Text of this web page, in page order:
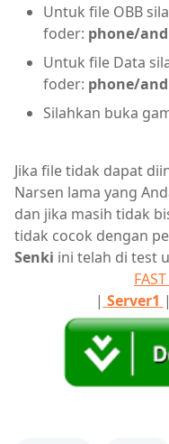
Untuk file OBB
foder: phone/
Untuk file Data
foder: phone/
Silahkan buka
Jika file tidak dapat
Narsen lama yang
dan jika masih tidak
tidak cocok dengan
Senki ini telah di test
| Server1 |